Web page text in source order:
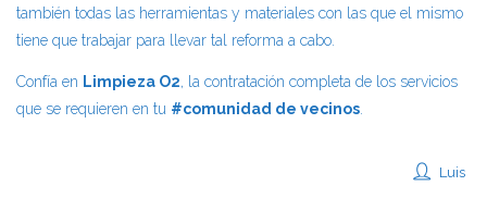
también todas las herramientas y materiales con las que el mismo
tiene que trabajar para llevar tal reforma a cabo.
Confía en Limpieza O2, la contratación completa de los servicios
que se requieren en tu #comunidad de vecinos
Luis